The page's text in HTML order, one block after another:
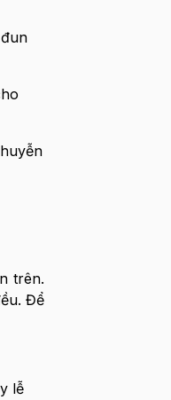
trên.
Để
lễ